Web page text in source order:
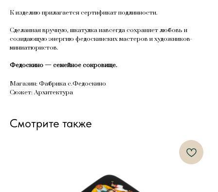
К изделию прилагается сертификат подлинности.
Сделанная вручную, шкатулка навсегда сохраняет любовь и
созидающую энергию федоскинских мастеров и художников-
миниатюристов.
Федоскино — семейное сокровище.
Магазин: Фабрика с.Федоскино
Сюжет: Архитектура
Смотрите также